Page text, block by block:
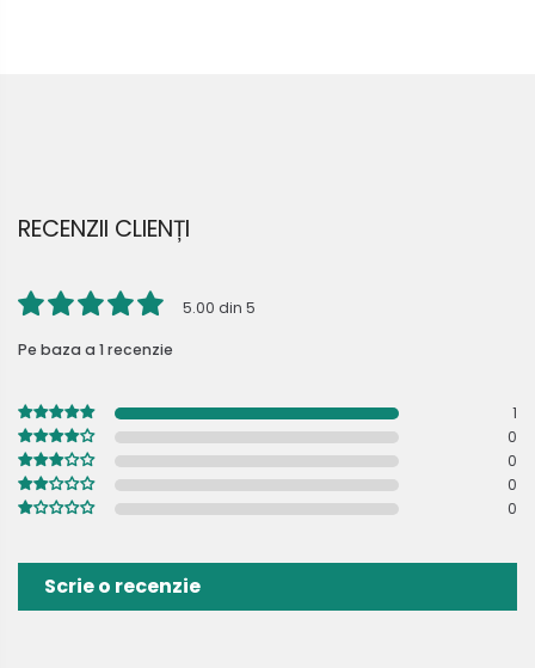
RECENZII CLIENȚI
5.00 din 5
Pe baza a 1 recenzie
1
0
0
0
0
Scrie o recenzie